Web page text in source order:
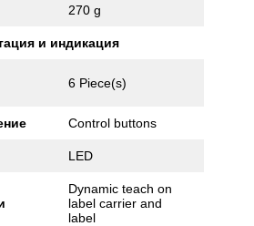
270 g
и индикация
6 Piece(s)
Control buttons
LED
Dynamic teach on
label carrier and
label